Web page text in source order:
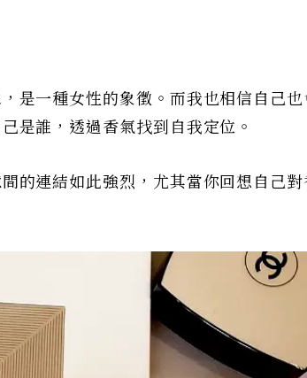
是一種女性的象徵。而我也相信自己
是誰，透過香氣找到自我定位。
的連結如此強烈，尤其當你回想自己